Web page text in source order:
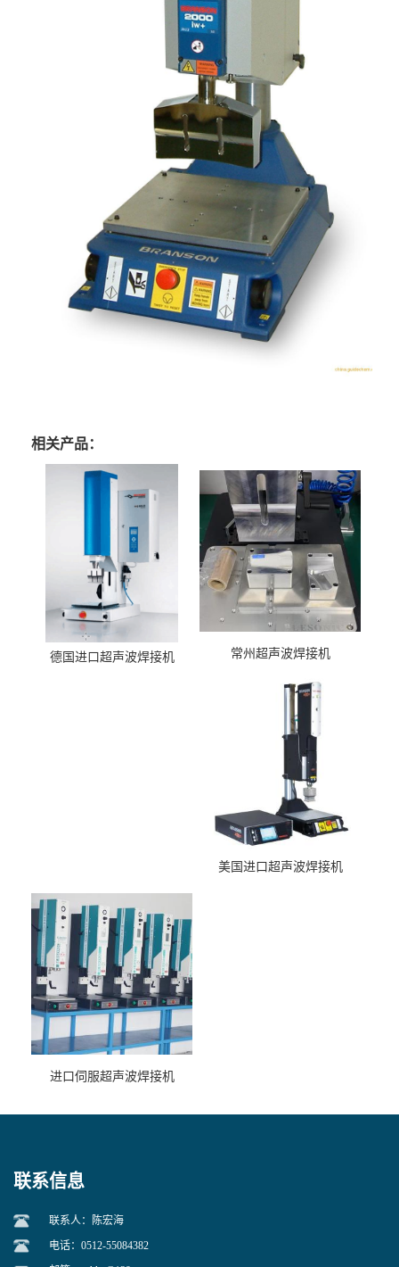
相关产品：
德国进口超声波焊接机 常州超声波焊接机
美国进口超声波焊接机
进口伺服超声波焊接机
联系信息
联系人：陈宏海
电话：0512-55084382